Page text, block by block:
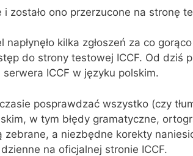
i zostało ono przerzucone na stronę
kilka zgłoszeń za co
do strony testowej ICCF. Od dziś
ICCF w języku polskim.
posprawdzać wszystko (czy
w tym błędy gramatyczne,
zebrane, a niezbędne korekty
na oficjalnej stronie ICCF.